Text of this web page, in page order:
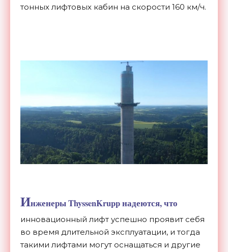
тонных лифтовых кабин на скорости 160 км/ч.
Инженеры ThyssenKrupp надеются, что
инновационный лифт успешно проявит себя
во время длительной эксплуатации, и тогда
такими лифтами могут оснащаться и другие